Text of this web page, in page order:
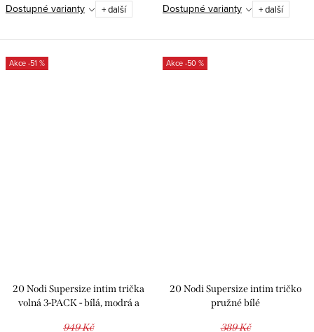
Dostupné varianty + další Dostupné varianty + další
-51 %
20 Nodi Supersize intim trička
volná 3-PACK - bílá, modrá a
949 Kč
-50 %
20 Nodi Supersize intim tričko
pružné bílé
389 Kč